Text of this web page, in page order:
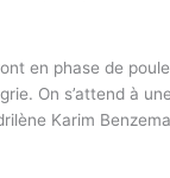
en phase de
On s’attend à
Karim